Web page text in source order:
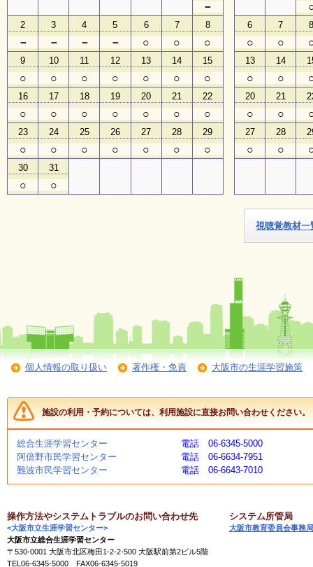
け
イ
ベ
ン
ト
ガ
イ
ド
メ
ル
マ
ガ
登
講
・
イ
ン
ス
ト
ラ
ク
タ
募
集
（
－
2
－
3
－
4
－
5
－
6
○
7
○
8
○
9
○
10
○
11
○
12
○
13
○
14
○
15
○
16
○
17
○
18
○
19
○
20
○
21
○
22
○
23
○
24
○
25
○
26
○
27
○
28
○
29
○
30
○
31
○
6
○
7
○
13
○
14
○
20
○
21
○
27
○
28
○
視聴覚教材一
個人情報の取り扱い 著作権・免責 大阪市の生涯学習施策
施設の利用・予約については、利用施設に直接お問い合わせください。
総合生涯学習センター
電話 06-6345-5000
阿倍野市民学習センター
電話 06-6634-7951
難波市民学習センター
電話 06-6643-7010
操作方法やシステムトラブルのお問い合わせ先
<大阪市立生涯学習センター>
大阪市立総合生涯学習センター
〒530-0001 大阪市北区梅田1-2-2-500 大阪駅前第2ビル5階
TEL06-6345-5000 FAX06-6345-5019
システム所管局
大阪市教育委員会事務局